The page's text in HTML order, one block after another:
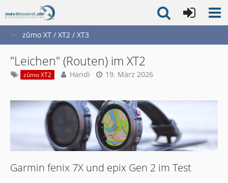
zûmo XT / XT2 / XT3
"Leichen" (Routen) im XT2
zûmo XT2 Handi 19. März 2026
Garmin fenix 7X und epix Gen 2 im Test